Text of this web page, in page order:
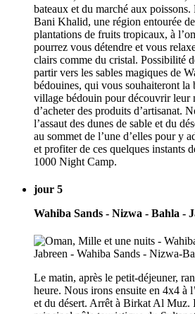
bateaux et du marché aux
Bani Khalid, une région entourée
plantations de fruits tropicaux, à
pourrez vous détendre et vous
clairs comme du cristal. Possibilité
partir vers les sables magiques de
bédouines, qui vous souhaiteront la
village bédouin pour découvrir leur
d’acheter des produits d’artisanat.
l’assaut des dunes de sable et du
au sommet de l’une d’elles pour y
et profiter de ces quelques instants
1000 Night Camp.
jour 5
Wahiba Sands - Nizwa - Bahla -
Le matin, après le petit-déjeuner,
heure. Nous irons ensuite en 4x4 à
et du désert. Arrêt à Birkat Al Muz.